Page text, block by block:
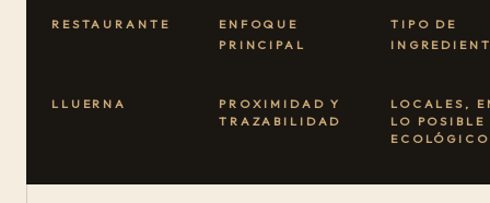
RESTAURANTE
ENFOQUE
PRINCIPAL
TIPO DE
LLUERNA
PROXIMIDAD Y
TRAZABILIDAD
LOCALES,
LO POSIBLE